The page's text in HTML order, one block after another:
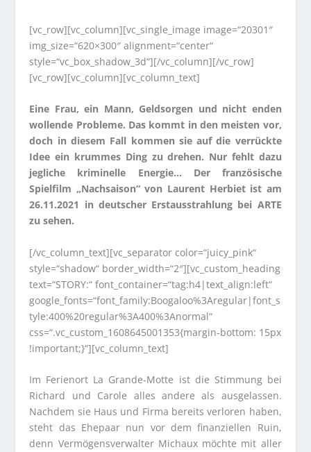
[vc_row][vc_column][vc_single_image image=“20301″
img_size=“620×300″ alignment=“center“
style=“vc_box_shadow_3d“][/vc_column][/vc_row]
[vc_row][vc_column][vc_column_text]
Eine Frau, ein Mann, Geldsorgen und nicht enden
wollende Probleme. Das kommt in den meisten vor,
doch in diesem Fall kommen sie auf die verrückte
Idee ein krummes Ding zu drehen. Nur fehlt dazu
jegliche kriminelle Energie… Der französische
Spielfilm „Nachsaison“ von Laurent Herbiet ist am
26.11.2021 in deutscher Erstausstrahlung bei ARTE
zu sehen.
[/vc_column_text][vc_separator color=“juicy_pink“
style=“shadow“ border_width=“2″][vc_custom_heading
text=“STORY:“ font_container=“tag:h4|text_align:left“
google_fonts=“font_family:Boogaloo%3Aregular|font_s
tyle:400%20regular%3A400%3Anormal“
css=“.vc_custom_1608645001353{margin-bottom: 15px
!important;}“][vc_column_text]
Im Ferienort La Grande-Motte ist die Stimmung bei
Richard und Carole alles andere als ausgelassen.
Nachdem sie Haus und Firma bereits verloren haben,
steht das Ehepaar nun vor dem finanziellen Ruin,
denn Vermögensverwalter Michaux möchte mit aller